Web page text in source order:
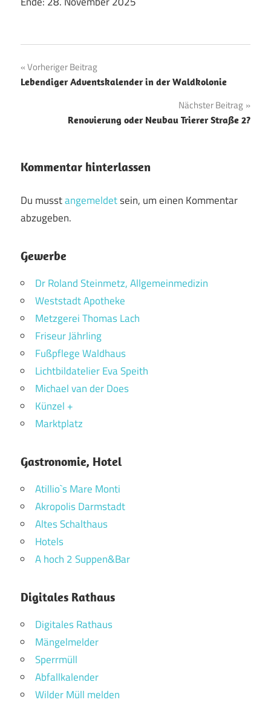
Beitragsnavigation
Vorheriger Beitrag
Lebendiger Adventskalender in der Waldkolonie
Nächster Beitrag
Renovierung oder Neubau Trierer Straße 2?
Kommentar hinterlassen
Du musstangemeldetsein, um einen Kommentar
abzugeben.
Gewerbe
Dr Roland Steinmetz, Allgemeinmedizin
Weststadt Apotheke
Metzgerei Thomas Lach
Friseur Jährling
Fußpflege Waldhaus
Lichtbildatelier Eva Speith
Michael van der Does
Künzel +
Marktplatz
Gastronomie, Hotel
Atillio`s Mare Monti
Akropolis Darmstadt
Altes Schalthaus
Hotels
A hoch 2 Suppen&Bar
Digitales Rathaus
Digitales Rathaus
Mängelmelder
Sperrmüll
Abfallkalender
Wilder Müll melden